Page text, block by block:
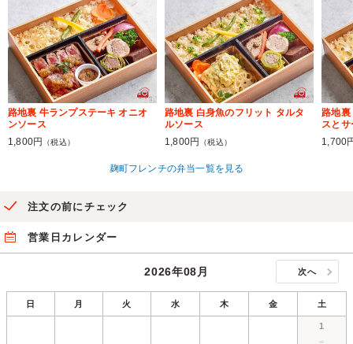
路地裏 牛ランプステーキ オニオ
ンソース
1,800円
（税込）
路地裏 白身魚のフリット タルタ
ルソース
1,800円
（税込）
路地裏
スと
1,700
麹町フレンチの弁当一覧を見る
注文の前にチェック
営業日カレンダー
2026年08月 次へ
日 月 火 水 木 金 土
1